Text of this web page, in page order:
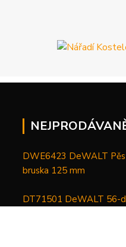
DWE6423 DeWALT
bruska 125 mm
DT71501 DeWALT 56-